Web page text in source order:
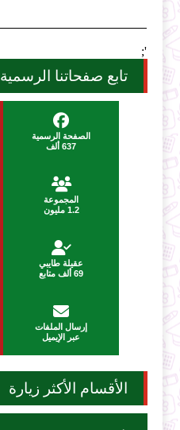
';
تابع صفحاتنا الرسمية
الصفحة الرسمية
637 ألف
المجموعة
1.2 مليون
عقيلة طايبي
69 ألف متابع
إرسال الملفات
عبر الإيميل
الأقسام الأكثر زيارة